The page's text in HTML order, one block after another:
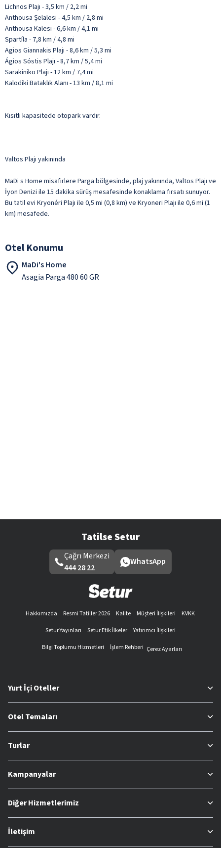
Lichnos Plajı - 3,5 km / 2,2 mi
Anthousa Şelalesi - 4,5 km / 2,8 mi
Anthousa Kalesi - 6,6 km / 4,1 mi
Spartíla - 7,8 km / 4,8 mi
Agios Giannakis Plajı - 8,6 km / 5,3 mi
Ágios Sóstis Plajı - 8,7 km / 5,4 mi
Sarakiniko Plajı - 12 km / 7,4 mi
Kalodiki Bataklık Alanı - 13 km / 8,1 mi
Kısıtlı kapasitede otopark vardır.
Valtos Plajı yakınında
MaDi s Home misafirlere Parga bölgesinde, plaj yakınında, Valtos Plajı ve
İyon Denizi ile 15 dakika sürüş mesafesinde konaklama fırsatı sunuyor.
Bu tatil evi Kryonéri Plajı ile 0,5 mi (0,8 km) ve Kryoneri Plajı ile 0,6 mi (1
km) mesafede.
Otel Konumu
MaDi's Home
Asagia Parga 480 60 GR
Tatilse Setur
Çağrı Merkezi
444 28 22
WhatsApp
Hakkımızda Resmi Tatiller 2026 Kalite Müşteri İlişkileri
KVKK
Setur Yayınları
Setur Etik İlkeler
Yatırımcı İlişkileri
Bilgi Toplumu Hizmetleri
İşlem Rehberi Çerez Ayarları
Yurt İçi Oteller
Otel Temaları
Turlar
Kampanyalar
Diğer Hizmetlerimiz
İletişim